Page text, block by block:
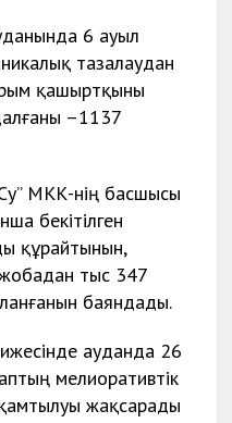
6 ауыл
тазалаудан
қашыртқыны
–1137
МКК-нің басшысы
бекітілген
құрайтынын,
тыс 347
баяндады.
ауданда 26
мелиоративтік
жақсарады